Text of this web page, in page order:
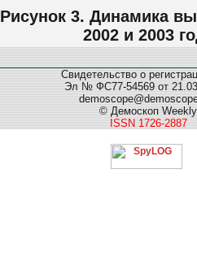
Рисунок 3. Динамика
2002 и 2003
Свидетельство о
Эл № ФС77-54569 от
© Демоскоп Weekly
ISSN 1726-2887